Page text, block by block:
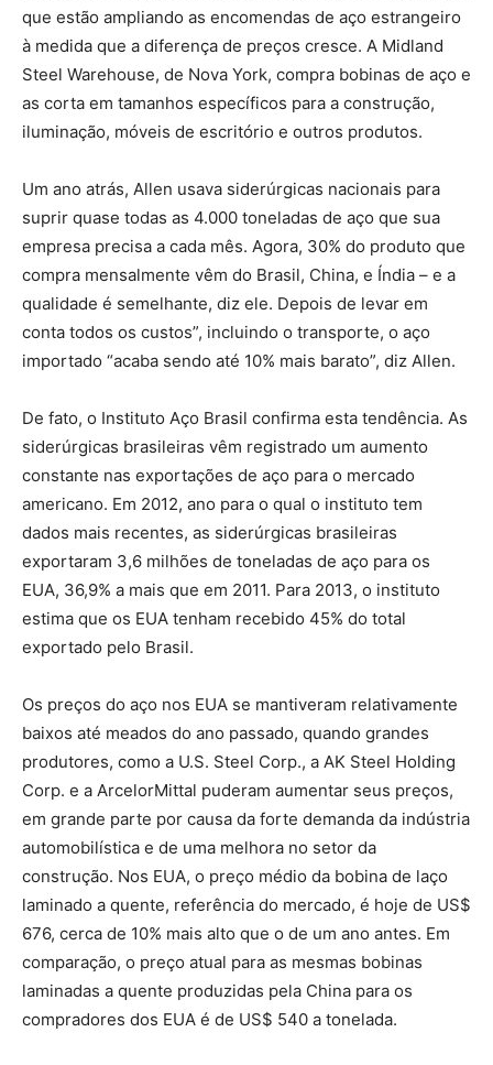
que estão ampliando as encomendas de aço estrangeiro
à medida que a diferença de preços cresce. A Midland
Steel Warehouse, de Nova York, compra bobinas de aço e
as corta em tamanhos específicos para a construção,
iluminação, móveis de escritório e outros produtos.
Um ano atrás, Allen usava siderúrgicas nacionais para
suprir quase todas as 4.000 toneladas de aço que sua
empresa precisa a cada mês. Agora, 30% do produto que
compra mensalmente vêm do Brasil, China, e Índia – e a
qualidade é semelhante, diz ele. Depois de levar em
conta todos os custos”, incluindo o transporte, o aço
importado “acaba sendo até 10% mais barato”, diz Allen.
De fato, o Instituto Aço Brasil confirma esta tendência. As
siderúrgicas brasileiras vêm registrado um aumento
constante nas exportações de aço para o mercado
americano. Em 2012, ano para o qual o instituto tem
dados mais recentes, as siderúrgicas brasileiras
exportaram 3,6 milhões de toneladas de aço para os
EUA, 36,9% a mais que em 2011. Para 2013, o instituto
estima que os EUA tenham recebido 45% do total
exportado pelo Brasil.
Os preços do aço nos EUA se mantiveram relativamente
baixos até meados do ano passado, quando grandes
produtores, como a U.S. Steel Corp., a AK Steel Holding
Corp. e a ArcelorMittal puderam aumentar seus preços,
em grande parte por causa da forte demanda da indústria
automobilística e de uma melhora no setor da
construção. Nos EUA, o preço médio da bobina de laço
laminado a quente, referência do mercado, é hoje de US$
676, cerca de 10% mais alto que o de um ano antes. Em
comparação, o preço atual para as mesmas bobinas
laminadas a quente produzidas pela China para os
compradores dos EUA é de US$ 540 a tonelada.